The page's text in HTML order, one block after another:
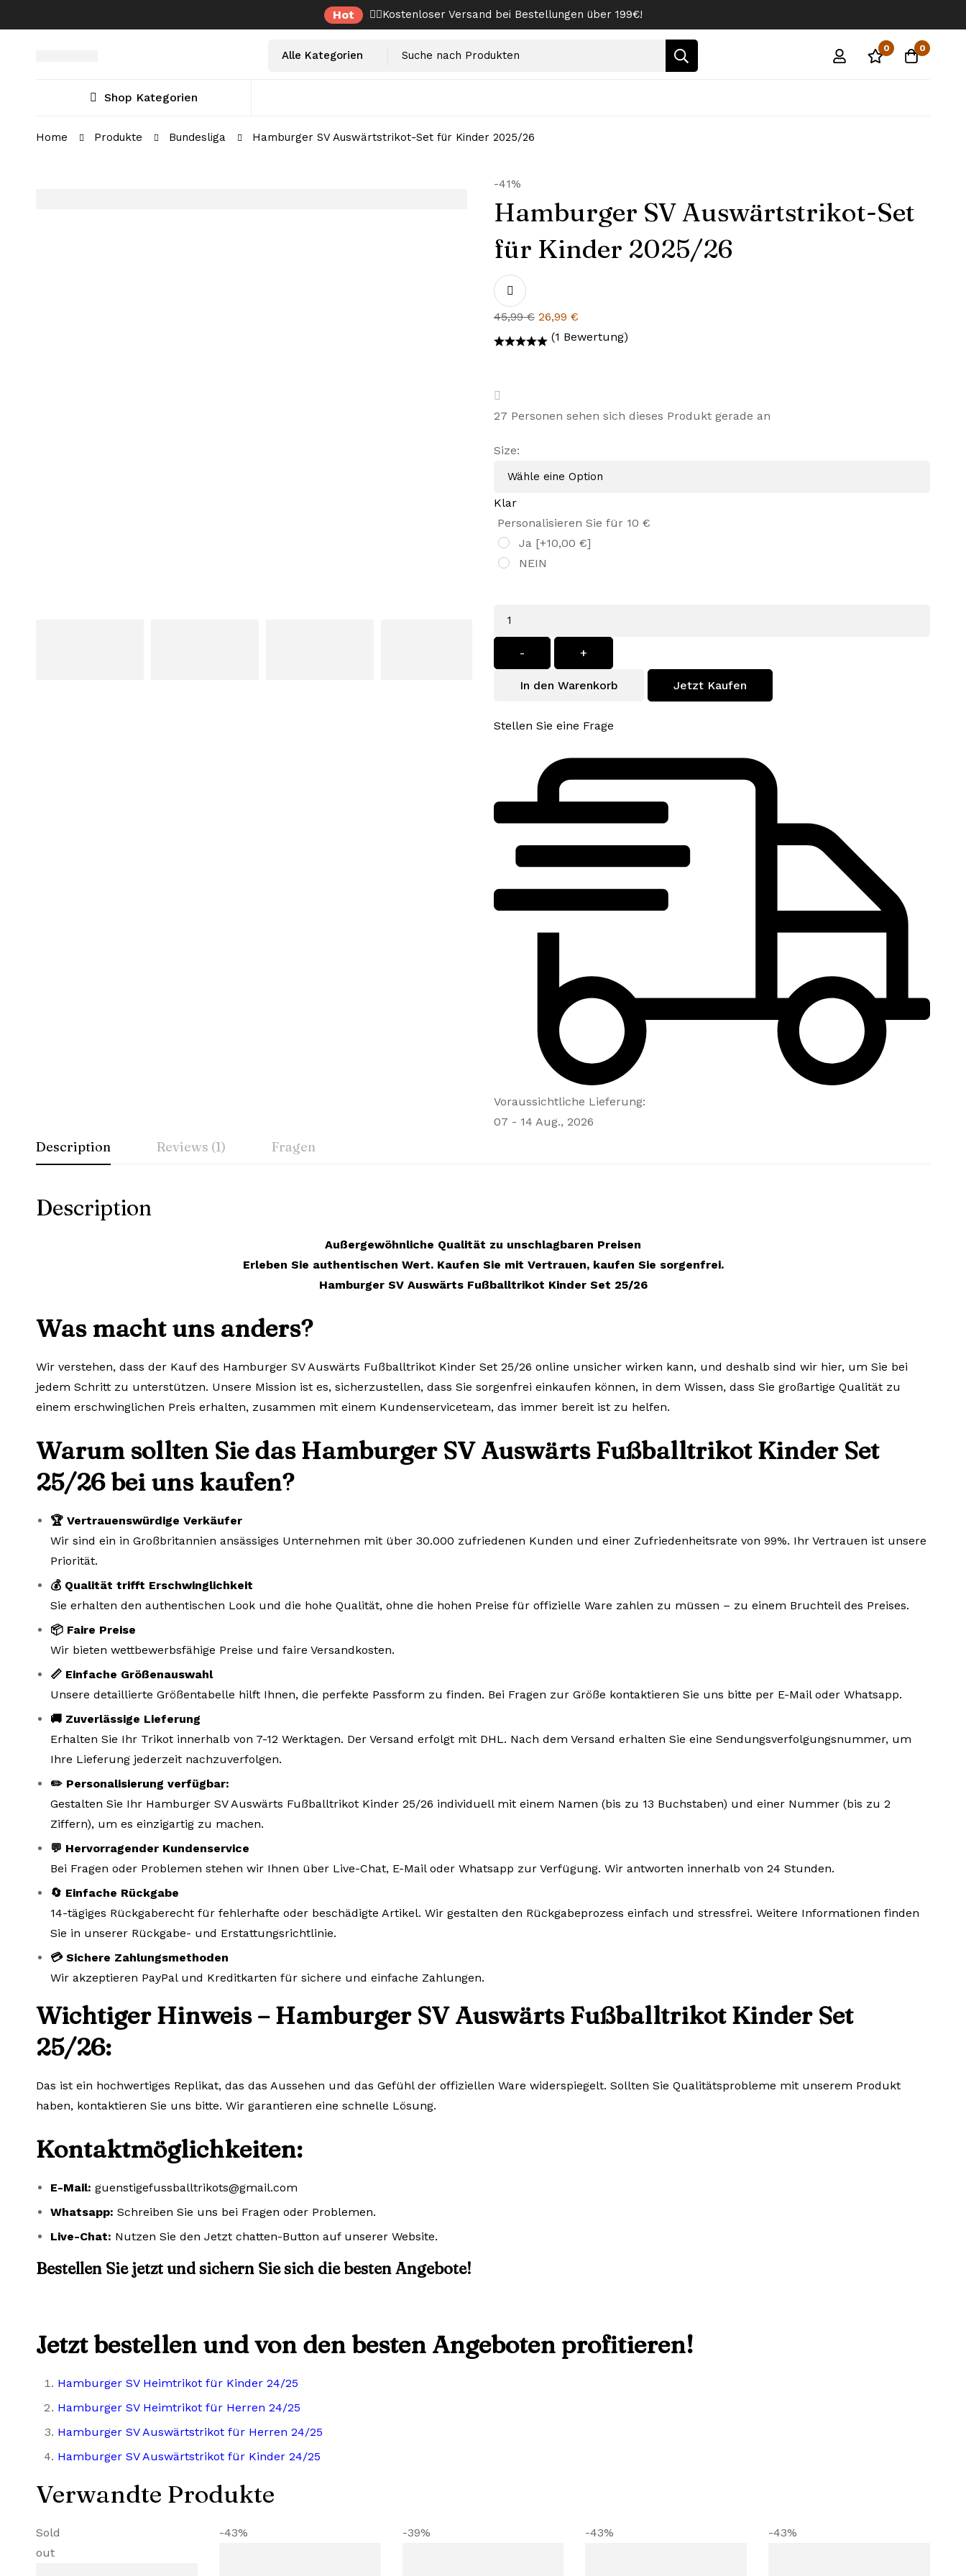
Hot ✌🏼Kostenloser Versand bei Bestellungen über 199€!
Select
Suche
0 0
Shop Kategorien
Home Produkte Bundesliga Hamburger SV Auswärtstrikot-Set für Kinder 2025/26
-41%
Hamburger SV Auswärtstrikot-Set
für Kinder 2025/26
45,99€ Ursprünglicher
Preis
26,99 €
Preis
(1 Bewertung)
27 Personen sehen sich dieses Produkt gerade an
Size:
Klar
Personalisieren Sie für 10 €
Ja [+10,00 €]
NEIN
Menge
- +
In den Warenkorb Jetzt Kaufen
Stellen Sie eine Frage
Voraussichtliche Lieferung:
07 - 14 Aug., 2026
Description Reviews (1) Fragen
Description
Außergewöhnliche Qualität zu unschlagbaren Preisen
Erleben Sie authentischen Wert. Kaufen Sie mit Vertrauen, kaufen Sie sorgenfrei.
Hamburger SV Auswärts Fußballtrikot Kinder Set 25/26
Was macht uns anders?
Wir verstehen, dass der Kauf des Hamburger SV Auswärts Fußballtrikot Kinder Set 25/26 online unsicher wirken kann, und deshalb sind wir hier, um Sie bei
jedem Schritt zu unterstützen. Unsere Mission ist es, sicherzustellen, dass Sie sorgenfrei einkaufen können, in dem Wissen, dass Sie großartige Qualität zu
einem erschwinglichen Preis erhalten, zusammen mit einem Kundenserviceteam, das immer bereit ist zu helfen.
Warum sollten Sie das Hamburger SV Auswärts Fußballtrikot Kinder Set
25/26 bei uns kaufen?
🏆 Vertrauenswürdige Verkäufer
Wir sind ein in Großbritannien ansässiges Unternehmen mit über 30.000 zufriedenen Kunden und einer Zufriedenheitsrate von 99%. Ihr Vertrauen ist unsere
Priorität.
💰 Qualität trifft Erschwinglichkeit
Sie erhalten den authentischen Look und die hohe Qualität, ohne die hohen Preise für offizielle Ware zahlen zu müssen – zu einem Bruchteil des Preises.
📦 Faire Preise
Wir bieten wettbewerbsfähige Preise und faire Versandkosten.
📏 Einfache Größenauswahl
Unsere detaillierte Größentabelle hilft Ihnen, die perfekte Passform zu finden. Bei Fragen zur Größe kontaktieren Sie uns bitte per E-Mail oder Whatsapp.
🚚 Zuverlässige Lieferung
Erhalten Sie Ihr Trikot innerhalb von 7-12 Werktagen. Der Versand erfolgt mit DHL. Nach dem Versand erhalten Sie eine Sendungsverfolgungsnummer, um
Ihre Lieferung jederzeit nachzuverfolgen.
✏️ Personalisierung verfügbar:
Gestalten Sie Ihr Hamburger SV Auswärts Fußballtrikot Kinder 25/26 individuell mit einem Namen (bis zu 13 Buchstaben) und einer Nummer (bis zu 2
Ziffern), um es einzigartig zu machen.
💬 Hervorragender Kundenservice
Bei Fragen oder Problemen stehen wir Ihnen über Live-Chat, E-Mail oder Whatsapp zur Verfügung. Wir antworten innerhalb von 24 Stunden.
🔄 Einfache Rückgabe
14-tägiges Rückgaberecht für fehlerhafte oder beschädigte Artikel. Wir gestalten den Rückgabeprozess einfach und stressfrei. Weitere Informationen finden
Sie in unserer Rückgabe- und Erstattungsrichtlinie.
💳 Sichere Zahlungsmethoden
Wir akzeptieren PayPal und Kreditkarten für sichere und einfache Zahlungen.
Wichtiger Hinweis – Hamburger SV Auswärts Fußballtrikot Kinder Set
25/26:
Das ist ein hochwertiges Replikat, das das Aussehen und das Gefühl der offiziellen Ware widerspiegelt. Sollten Sie Qualitätsprobleme mit unserem Produkt
haben, kontaktieren Sie uns bitte. Wir garantieren eine schnelle Lösung.
Kontaktmöglichkeiten:
E-Mail: guenstigefussballtrikots@gmail.com
Whatsapp: Schreiben Sie uns bei Fragen oder Problemen.
Live-Chat: Nutzen Sie den Jetzt chatten-Button auf unserer Website.
Bestellen Sie jetzt und sichern Sie sich die besten Angebote!
Jetzt bestellen und von den besten Angeboten profitieren!
Hamburger SV Heimtrikot für Kinder 24/25
Hamburger SV Heimtrikot für Herren 24/25
Hamburger SV Auswärtstrikot für Herren 24/25
Hamburger SV Auswärtstrikot für Kinder 24/25
Verwandte Produkte
Sold
out
-43% -39% -43% -43%